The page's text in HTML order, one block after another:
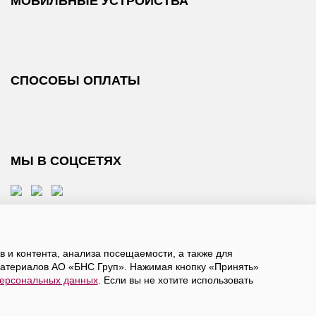
СПОСОБЫ ОПЛАТЫ
МЫ В СОЦСЕТЯХ
, даетесогласие на обработку персональных данных
контента, анализа посещаемости, а также для
АО «БНС Груп». Нажимая кнопку «Принять»
данных. Если вы не хотите использовать